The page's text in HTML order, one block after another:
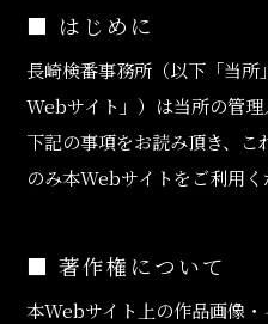
■ はじめに
長崎検番事務所（以下「当
Webサイト」）は当所の管理
下記の事項をお読み頂き、
のみ本Webサイトをご利用く
■ 著作権について
本Webサイト上の作品画像